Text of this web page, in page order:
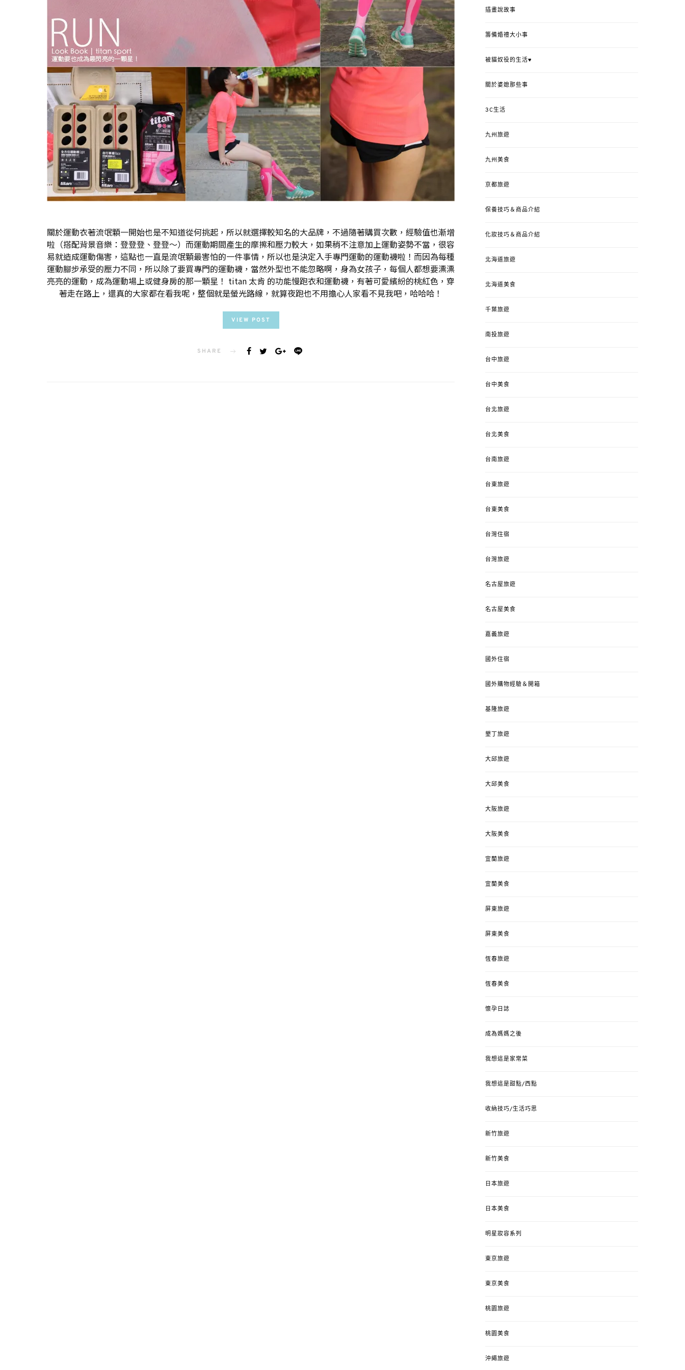
關於運動衣著流氓顆一開始也是不知道從何挑起，所以就選擇較知名的大品牌，不過隨著購買次數，經驗值也漸增
啦（搭配背景音樂：登登登、登登～）而運動期間產生的摩擦和壓力較大，如果稍不注意加上運動姿勢不當，很容
易就造成運動傷害，這點也一直是流氓顆最害怕的一件事情，所以也是決定入手專門運動的運動襪啦！而因為每種
運動腳步承受的壓力不同，所以除了要買專門的運動襪，當然外型也不能忽略啊，身為女孩子，每個人都想要漂漂
亮亮的運動，成為運動場上或健身房的那一顆星！ titan 太肯 的功能慢跑衣和運動襪，有著可愛繽紛的桃紅色，穿
著走在路上，還真的大家都在看我呢，整個就是螢光路線，就算夜跑也不用擔心人家看不見我吧，哈哈哈！
VIEW POST
SHARE
插畫說故事
籌備婚禮大小事
被貓奴役的生活♥
關於婆媳那些事
3C生活
九州旅遊
九州美食
京都旅遊
保養技巧＆商品介紹
化妝技巧＆商品介紹
北海道旅遊
北海道美食
千葉旅遊
南投旅遊
台中旅遊
台中美食
台北旅遊
台北美食
台南旅遊
台東旅遊
台東美食
台灣住宿
台灣旅遊
名古屋旅遊
名古屋美食
嘉義旅遊
國外住宿
國外購物經驗＆開箱
基隆旅遊
墾丁旅遊
大邱旅遊
大邱美食
大阪旅遊
大阪美食
宜蘭旅遊
宜蘭美食
屏東旅遊
屏東美食
恆春旅遊
恆春美食
懷孕日誌
成為媽媽之後
我想這是家常菜
我想這是甜點/西點
收納技巧/生活巧思
新竹旅遊
新竹美食
日本旅遊
日本美食
明星妝容系列
東京旅遊
東京美食
桃園旅遊
桃園美食
沖繩旅遊